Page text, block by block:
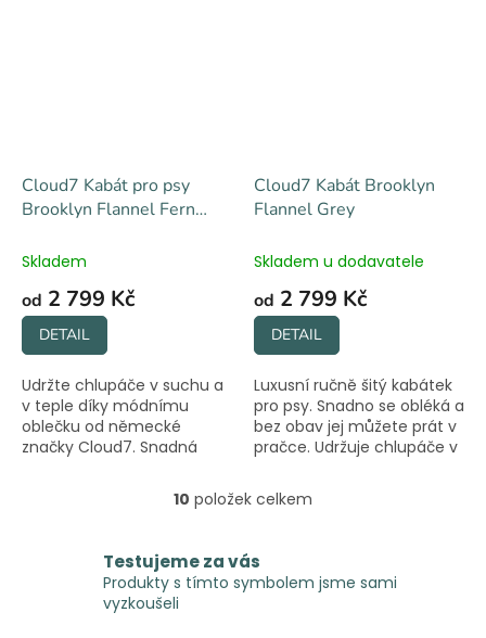
Cloud7 Kabát pro psy
Brooklyn Flannel Fern
Skladem
od 2 799 Kč
DETAIL
Udržte chlupáče v suchu a
v teple díky módnímu
oblečku od německé
značky Cloud7. Snadná
Cloud7 Kabát Brooklyn
Flannel Grey
Skladem u dodavatele
od 2 799 Kč
DETAIL
Luxusní ručně šitý kabátek
pro psy. Snadno se obléká a
bez obav jej můžete prát v
pračce. Udržuje chlupáče v
O
l
á
d
10 položek celkem
Testujeme za vás
Produkty s tímto symbolem jsme sami
vyzkoušeli